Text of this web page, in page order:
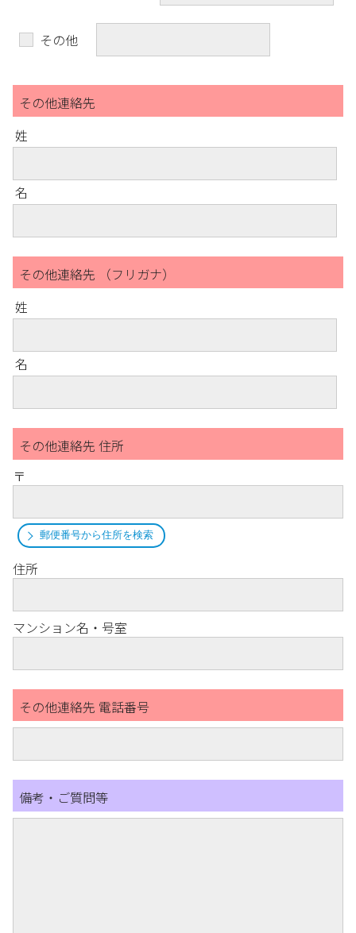
その他
その他連絡先
姓
名
その他連絡先 （フリガナ）
姓
名
その他連絡先 住所
〒
郵便番号から住所を検索
住所
マンション名・号室
その他連絡先 電話番号
備考・ご質問等